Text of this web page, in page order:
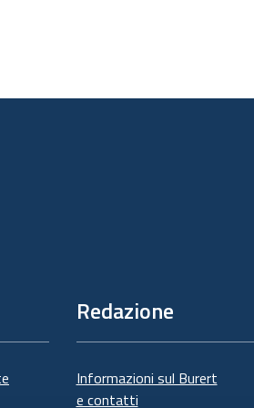
Redazione
Informazioni sul Burert
e contatti